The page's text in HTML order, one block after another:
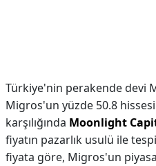
Türkiye'nin perakende devi
Migros'un yüzde 50.8
karşılığında Moonlight
fiyatın pazarlık usulü ile
fiyata göre, Migros'un